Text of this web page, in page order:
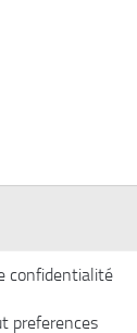
confidentialité
preferences